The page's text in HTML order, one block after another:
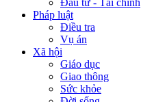
Đầu tư - Tài chính
Pháp luật
Điều tra
Vụ án
Xã hội
Giáo dục
Giao thông
Sức khỏe